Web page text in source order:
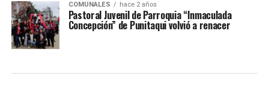
COMUNALES hace 2 años
Pastoral Juvenil de Parroquia “Inmaculada
Concepción” de Punitaqui volvió a renacer